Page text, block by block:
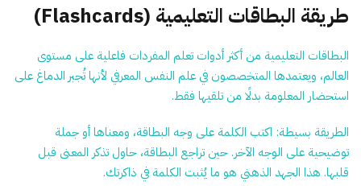
طريقة البطاقات التعليمية (Flashcards)
البطاقات التعليمية من أكثر أدوات تعلم المفردات فاعلية على مستوى
العالم، ويعتمدها المتخصصون في علم النفس المعرفي لأنها تُجبر الدماغ على
استحضار المعلومة بدلًا من تلقيها فقط.
الطريقة بسيطة: اكتب الكلمة على وجه البطاقة، ومعناها أو جملة
توضيحية على الوجه الآخر. حين تراجع البطاقة، حاول تذكر المعنى قبل
قلبها. هذا الجهد الذهني هو ما يُثبت الكلمة في ذاكرتك.